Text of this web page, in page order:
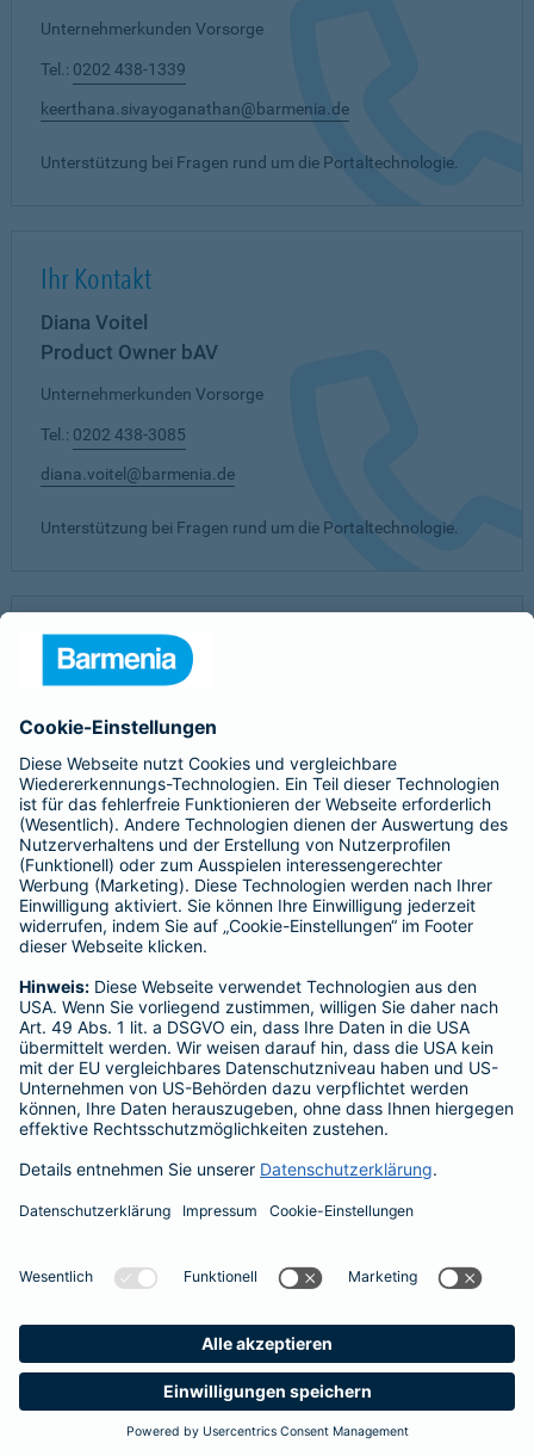
Unternehmerkunden Vorsorge
Tel.: 0202 438-1339
keerthana.sivayoganathan@barmenia.de
Unterstützung bei Fragen rund um die Portaltechnologie.
Ihr Kontakt
Diana Voitel
Product Owner bAV
Unternehmerkunden Vorsorge
Tel.: 0202 438-3085
diana.voitel@barmenia.de
Unterstützung bei Fragen rund um die Portaltechnologie.
Ihre Meinung ist uns wichtig!
Was gefällt Ihnen besonders gut?
Welche Themen fehlen Ihnen?
Wie können wir Sie im Rahmen der bAV noch besser
unterstützen?
Haben Sie sonstige Anregungen?
Senden Sie uns Ihr Feedback einfach per Mail.
competencecenter-
Datenschutz Impressum Barrierefreiheit Cookie-Einstellungen
Einfach. Menschlich.